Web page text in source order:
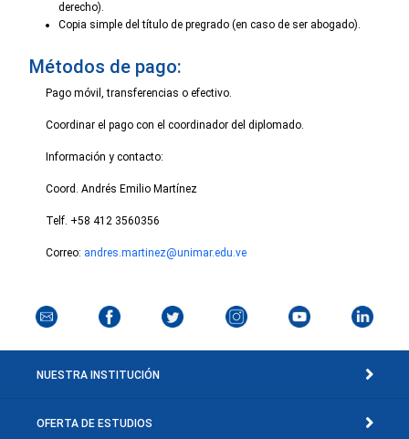
derecho).
Copia simple del título de pregrado (en caso de ser abogado).
Métodos de pago:
Pago móvil, transferencias o efectivo.
Coordinar el pago con el coordinador del diplomado.
Información y contacto:
Coord. Andrés Emilio Martínez
Telf. +58 412 3560356
Correo: andres.martinez@unimar.edu.ve
NUESTRA INSTITUCIÓN
OFERTA DE ESTUDIOS